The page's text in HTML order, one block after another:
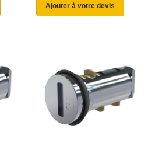
Ajouter à votre devis